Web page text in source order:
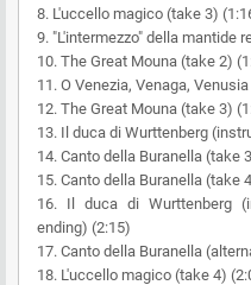
8. L'uccello magico (take 3)
9. "L'intermezzo" della mantide
10. The Great Mouna (take 2)
11. O Venezia, Venaga,
12. The Great Mouna (take 3)
13. Il duca di Wurttenberg
14. Canto della Buranella (take
15. Canto della Buranella (take
16. Il duca di Wurttenberg
ending) (2:15)
17. Canto della Buranella
18. L'uccello magico (take 4)